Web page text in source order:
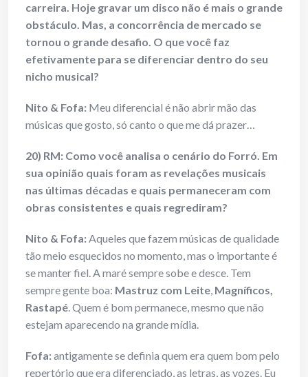
carreira. Hoje gravar um disco não é mais o grande
obstáculo. Mas, a concorrência de mercado se
tornou o grande desafio. O que você faz
efetivamente para se diferenciar dentro do seu
nicho musical?
Nito & Fofa: Meu diferencial é não abrir mão das
músicas que gosto, só canto o que me dá prazer…
20) RM: Como você analisa o cenário do Forró. Em
sua opinião quais foram as revelações musicais
nas últimas décadas e quais permaneceram com
obras consistentes e quais regrediram?
Nito & Fofa:Aqueles que fazem músicas de qualidade
tão meio esquecidos no momento, mas o importante é
se manter fiel. A maré sempre sobe e desce. Tem
sempre gente boa: Mastruz com Leite, Magníficos,
Rastapé. Quem é bom permanece, mesmo que não
estejam aparecendo na grande mídia.
Fofa:antigamente se definia quem era quem bom pelo
repertório que era diferenciado, as letras, as vozes. Eu